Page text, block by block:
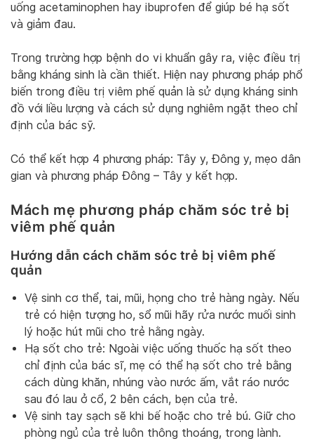
uống acetaminophen hay ibuprofen để giúp bé hạ sốt
và giảm đau.
Trong trường hợp bệnh do vi khuẩn gây ra, việc điều trị
bằng kháng sinh là cần thiết. Hiện nay phương pháp phổ
biến trong điều trị viêm phế quản là sử dụng kháng sinh
đồ với liều lượng và cách sử dụng nghiêm ngặt theo chỉ
định của bác sỹ.
Có thể kết hợp 4 phương pháp: Tây y, Đông y, mẹo dân
gian và phương pháp Đông – Tây y kết hợp.
Mách mẹ phương pháp chăm sóc trẻ bị
viêm phế quản
Hướng dẫn cách chăm sóc trẻ bị viêm phế
quản
Vệ sinh cơ thể, tai, mũi, họng cho trẻ hàng ngày. Nếu
trẻ có hiện tượng ho, sổ mũi hãy rửa nước muối sinh
lý hoặc hút mũi cho trẻ hằng ngày.
Hạ sốt cho trẻ: Ngoài việc uống thuốc hạ sốt theo
chỉ định của bác sĩ, mẹ có thể hạ sốt cho trẻ bằng
cách dùng khăn, nhúng vào nước ấm, vắt ráo nước
sau đó lau ở cổ, 2 bên cách, bẹn của trẻ.
Vệ sinh tay sạch sẽ khi bế hoặc cho trẻ bú. Giữ cho
phòng ngủ của trẻ luôn thông thoáng, trong lành.